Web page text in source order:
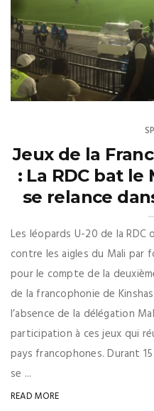
Jeux de la
: La RDC bat
se relance
Les léopards U-20 de la
contre les aigles du Mali par
pour le compte de la
de la francophonie de
l’absence de la délégation
participation à ces jeux qui
pays francophones. Durant
se ...
READ MORE